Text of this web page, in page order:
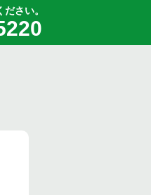
さい。